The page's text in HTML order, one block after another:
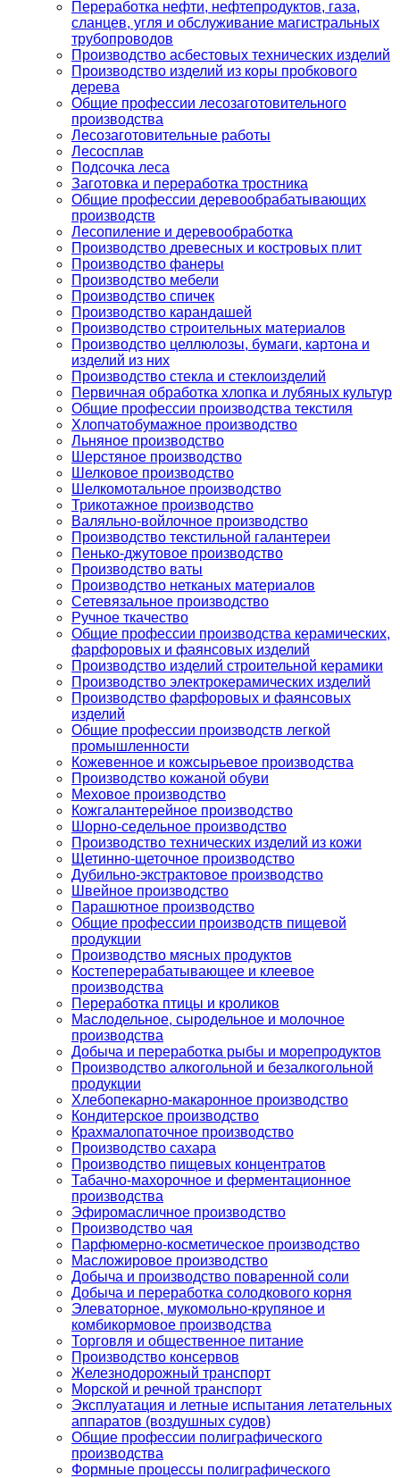
Переработка нефти, нефтепродуктов, газа,
сланцев, угля и обслуживание магистральных
трубопроводов
Производство асбестовых технических изделий
Производство изделий из коры пробкового
дерева
Общие профессии лесозаготовительного
производства
Лесозаготовительные работы
Лесосплав
Подсочка леса
Заготовка и переработка тростника
Общие профессии деревообрабатывающих
производств
Лесопиление и деревообработка
Производство древесных и костровых плит
Производство фанеры
Производство мебели
Производство спичек
Производство карандашей
Производство строительных материалов
Производство целлюлозы, бумаги, картона и
изделий из них
Производство стекла и стеклоизделий
Первичная обработка хлопка и лубяных культур
Общие профессии производства текстиля
Хлопчатобумажное производство
Льняное производство
Шерстяное производство
Шелковое производство
Шелкомотальное производство
Трикотажное производство
Валяльно-войлочное производство
Производство текстильной галантереи
Пенько-джутовое производство
Производство ваты
Производство нетканых материалов
Сетевязальное производство
Ручное ткачество
Общие профессии производства керамических,
фарфоровых и фаянсовых изделий
Производство изделий строительной керамики
Производство электрокерамических изделий
Производство фарфоровых и фаянсовых
изделий
Общие профессии производств легкой
промышленности
Кожевенное и кожсырьевое производства
Производство кожаной обуви
Меховое производство
Кожгалантерейное производство
Шорно-седельное производство
Производство технических изделий из кожи
Щетинно-щеточное производство
Дубильно-экстрактовое производство
Швейное производство
Парашютное производство
Общие профессии производств пищевой
продукции
Производство мясных продуктов
Костеперерабатывающее и клеевое
производства
Переработка птицы и кроликов
Маслодельное, сыродельное и молочное
производства
Добыча и переработка рыбы и морепродуктов
Производство алкогольной и безалкогольной
продукции
Хлебопекарно-макаронное производство
Кондитерское производство
Крахмалопаточное производство
Производство сахара
Производство пищевых концентратов
Табачно-махорочное и ферментационное
производства
Эфиромасличное производство
Производство чая
Парфюмерно-косметическое производство
Масложировое производство
Добыча и производство поваренной соли
Добыча и переработка солодкового корня
Элеваторное, мукомольно-крупяное и
комбикормовое производства
Торговля и общественное питание
Производство консервов
Железнодорожный транспорт
Морской и речной транспорт
Эксплуатация и летные испытания летательных
аппаратов (воздушных судов)
Общие профессии полиграфического
производства
Формные процессы полиграфического